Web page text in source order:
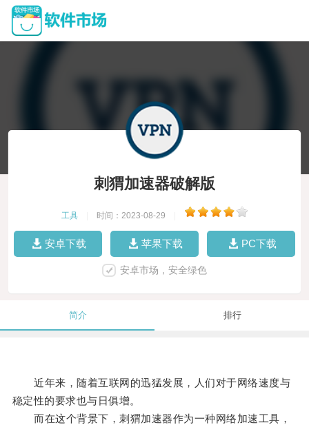
刺猬加速器破解版
工具 时间：2023-08-29
安卓下载 苹果下载 PC下载
安卓市场，安全绿色
简介 排行
近年来，随着互联网的迅猛发展，人们对于网络速度与
稳定性的要求也与日俱增。
而在这个背景下，刺猬加速器作为一种网络加速工具，